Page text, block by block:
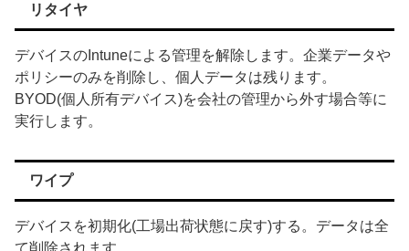
リタイヤ
デバイスのIntuneによる管理を解除します。企業データや
ポリシーのみを削除し、個人データは残ります。
BYOD(個人所有デバイス)を会社の管理から外す場合等に
実行します。
ワイプ
デバイスを初期化(工場出荷状態に戻す)する。データは全
て削除されます。